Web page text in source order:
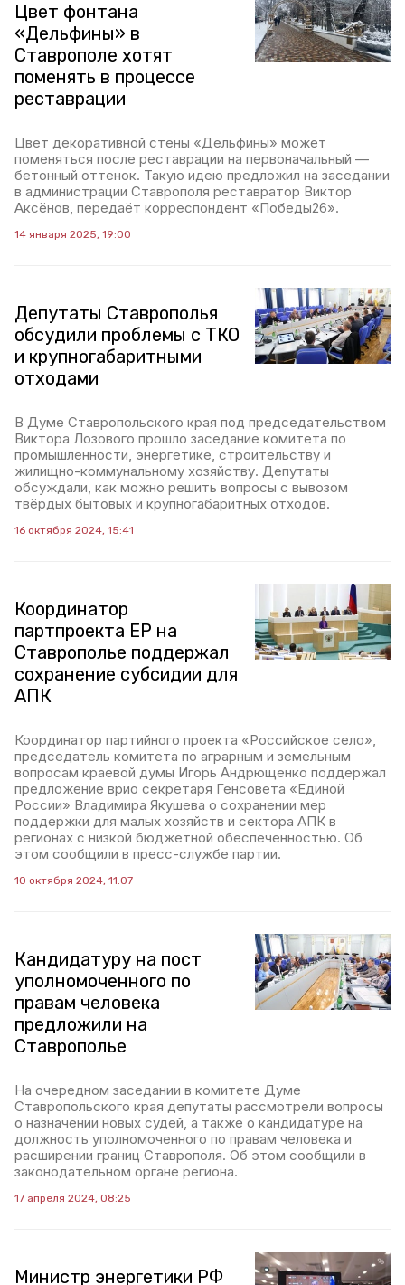
Цвет фонтана
«Дельфины» в
Ставрополе хотят
поменять в процессе
реставрации
Цвет декоративной стены «Дельфины» может
поменяться после реставрации на первоначальный —
бетонный оттенок. Такую идею предложил на заседании
в администрации Ставрополя реставратор Виктор
Аксёнов, передаёт корреспондент «Победы26».
14 января 2025, 19:00
Депутаты Ставрополья
обсудили проблемы с ТКО
и крупногабаритными
отходами
В Думе Ставропольского края под председательством
Виктора Лозового прошло заседание комитета по
промышленности, энергетике, строительству и
жилищно-коммунальному хозяйству. Депутаты
обсуждали, как можно решить вопросы с вывозом
твёрдых бытовых и крупногабаритных отходов.
16 октября 2024, 15:41
Координатор
партпроекта ЕР на
Ставрополье поддержал
сохранение субсидии для
АПК
Координатор партийного проекта «Российское село»,
председатель комитета по аграрным и земельным
вопросам краевой думы Игорь Андрющенко поддержал
предложение врио секретаря Генсовета «Единой
России» Владимира Якушева о сохранении мер
поддержки для малых хозяйств и сектора АПК в
регионах с низкой бюджетной обеспеченностью. Об
этом сообщили в пресс-службе партии.
10 октября 2024, 11:07
Кандидатуру на пост
уполномоченного по
правам человека
предложили на
Ставрополье
На очередном заседании в комитете Думе
Ставропольского края депутаты рассмотрели вопросы
о назначении новых судей, а также о кандидатуре на
должность уполномоченного по правам человека и
расширении границ Ставрополя. Об этом сообщили в
законодательном органе региона.
17 апреля 2024, 08:25
Министр энергетики РФ